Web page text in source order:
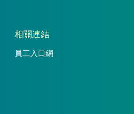
相關連結
員工入口網